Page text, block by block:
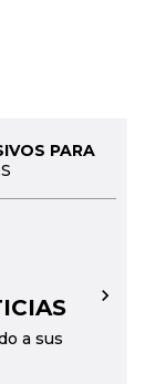
PARA
a sus
→